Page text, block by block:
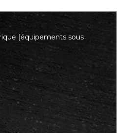
(équipements sous